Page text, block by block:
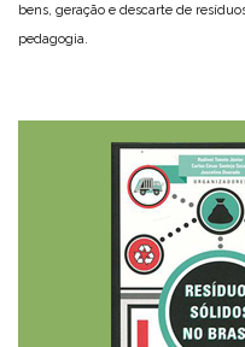
bens, geração e descarte de
pedagogia.